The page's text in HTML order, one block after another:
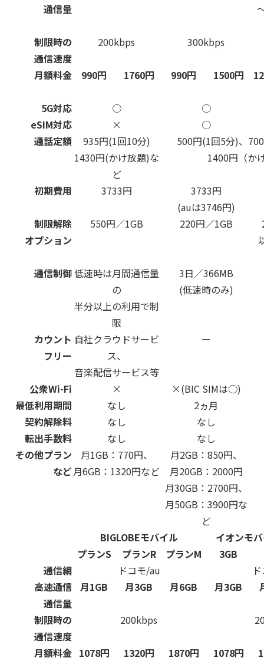
通信量
制限時の
通信速度
200kbps 300kbps
月額料金 990円 1760円 990円 1500円
5G対応 ○
○
eSIM対応
×
○
通話定額
935円(1回10分)
1430円(かけ放題)な
ど
500円(1回5分)、
1400円（か
初期費用 3733円
3733円
(auは3746円)
制限解除
オプション
550円／1GB 220円／1GB
通信制御低速時は月間通信量
の
半分以上の利用で制
限
3日／366MB
(低速時のみ)
カウント
フリー
自社クラウドサービ
ス、
音楽配信サービス等
ー
公衆Wi-Fi ×
×(BIC SIMは○)
最低利用期間
なし
2ヵ月
契約解除料
なし
なし
転出手数料
なし
なし
その他プラン
など
月1GB：770円、
月6GB：1320円など
月2GB：850円、
月20GB：2000円
月30GB：2700円、
月50GB：3900円な
ど
BIGLOBEモバイル
イオンモ
プランS
プランR プランM
3GB
通信網
ドコモ/au
高速通信
通信量
月1GB 月3GB 月6GB 月3GB
制限時の
通信速度
200kbps
月額料金 1078円 1320円 1870円 1078円